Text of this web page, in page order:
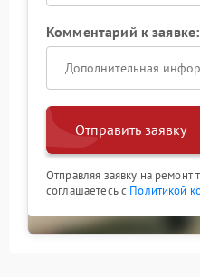
Комментарий к заявке:
Отправить заявку
Отправляя заявку на
соглашаетесь с Политикой